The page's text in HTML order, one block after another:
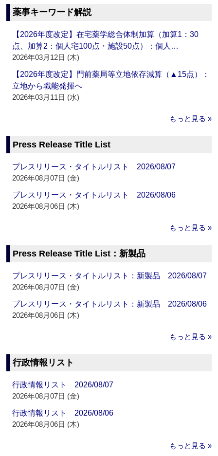
薬事キーワード解説
【2026年度改定】在宅薬学総合体制加算（加算1：30
点、加算2：個人宅100点・施設50点）：個人…
2026年03月12日 (木)
【2026年度改定】門前薬局等立地依存減算（▲15点）：
立地から職能発揮へ
2026年03月11日 (水)
もっと見る »
Press Release Title List
プレスリリース・タイトルリスト 2026/08/07
2026年08月07日 (金)
プレスリリース・タイトルリスト 2026/08/06
2026年08月06日 (木)
もっと見る »
Press Release Title List：新製品
プレスリリース・タイトルリスト：新製品 2026/08/07
2026年08月07日 (金)
プレスリリース・タイトルリスト：新製品 2026/08/06
2026年08月06日 (木)
もっと見る »
行政情報リスト
行政情報リスト 2026/08/07
2026年08月07日 (金)
行政情報リスト 2026/08/06
2026年08月06日 (木)
もっと見る »